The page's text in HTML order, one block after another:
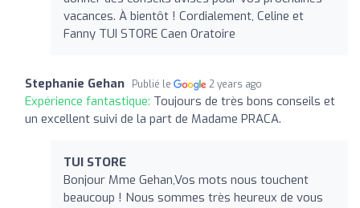
vacances. À bientôt ! Cordialement, Celine et
Fanny TUI STORE Caen Oratoire
Stephanie Gehan Publié le 2 years ago
Expérience fantastique: Toujours de très bons conseils et
un excellent suivi de la part de Madame PRACA.
TUI STORE
Bonjour Mme Gehan,Vos mots nous touchent
beaucoup ! Nous sommes très heureux de vous